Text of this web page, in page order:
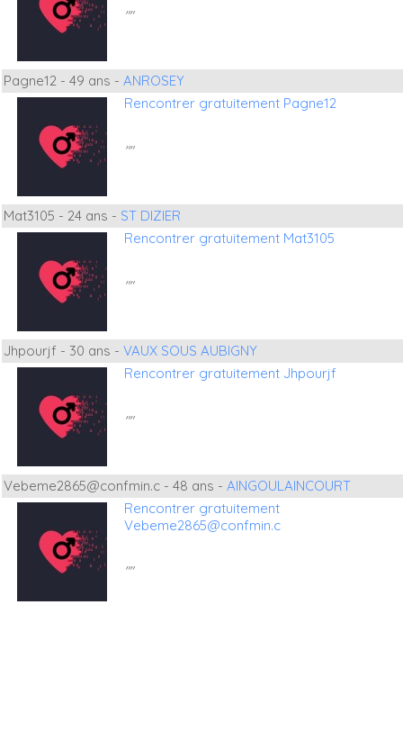
""
Pagne12 - 49 ans - ANROSEY
Rencontrer gratuitement Pagne12
""
Mat3105 - 24 ans - ST DIZIER
Rencontrer gratuitement Mat3105
""
Jhpourjf - 30 ans - VAUX SOUS AUBIGNY
Rencontrer gratuitement Jhpourjf
""
Vebeme2865@confmin.c - 48 ans - AINGOULAINCOURT
Rencontrer gratuitement
Vebeme2865@confmin.c
""